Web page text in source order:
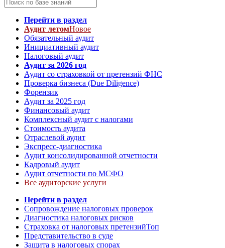
Перейти в раздел
Аудит летомНовое
Обязательный аудит
Инициативный аудит
Налоговый аудит
Аудит за 2026 год
Аудит со страховкой от претензий ФНС
Проверка бизнеса (Due Diligence)
Форензик
Аудит за 2025 год
Финансовый аудит
Комплексный аудит с налогами
Стоимость аудита
Отраслевой аудит
Экспресс-диагностика
Аудит консолидированной отчетности
Кадровый аудит
Аудит отчетности по МСФО
Все аудиторские услуги
Перейти в раздел
Сопровождение налоговых проверок
Диагностика налоговых рисков
Страховка от налоговых претензийТоп
Представительство в суде
Защита в налоговых спорах